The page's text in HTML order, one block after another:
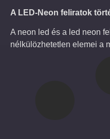
A LED-Neon feliratok
A neon led és a led neon
nélkülözhetetlen elemei a